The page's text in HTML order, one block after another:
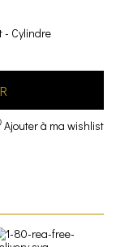
- Cylindre
Ajouter à ma wishlist